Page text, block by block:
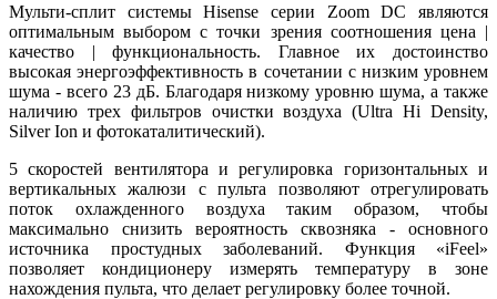
Мульти-сплит системы Hisense серии Zoom DC являются
оптимальным выбором с точки зрения соотношения цена |
качество | функциональность. Главное их достоинство
высокая энергоэффективность в сочетании с низким уровнем
шума - всего 23 дБ. Благодаря низкому уровню шума, а также
наличию трех фильтров очистки воздуха (Ultra Hi Density,
Silver Ion и фотокаталитический).
5 скоростей вентилятора и регулировка горизонтальных и
вертикальных жалюзи с пульта позволяют отрегулировать
поток охлажденного воздуха таким образом, чтобы
максимально снизить вероятность сквозняка - основного
источника простудных заболеваний. Функция «iFeel»
позволяет кондиционеру измерять температуру в зоне
нахождения пульта, что делает регулировку более точной.